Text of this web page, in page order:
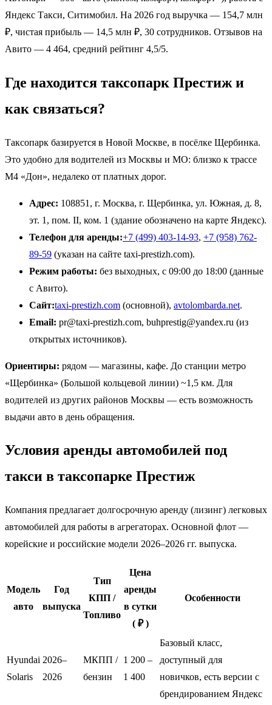
Яндекс Такси, Ситимобил. На 2026 год выручка — 154,7 млн
₽, чистая прибыль — 14,5 млн ₽, 30 сотрудников. Отзывов на
Авито — 4 464, средний рейтинг 4,5/5.
Где находится таксопарк Престиж и
как связаться?
Таксопарк базируется в Новой Москве, в посёлке Щербинка.
Это удобно для водителей из Москвы и МО: близко к трассе
М4 «Дон», недалеко от платных дорог.
Адрес: 108851, г. Москва, г. Щербинка, ул. Южная, д. 8,
эт. 1, пом. II, ком. 1 (здание обозначено на карте Яндекс).
Телефон для аренды:+7 (499) 403-14-93, +7 (958) 762-
89-59 (указан на сайте taxi-prestizh.com).
Режим работы: без выходных, с 09:00 до 18:00 (данные
с Авито).
Сайт:taxi-prestizh.com (основной), avtolombarda.net.
Email: pr@taxi-prestizh.com, buhprestig@yandex.ru (из
открытых источников).
Ориентиры: рядом — магазины, кафе. До станции метро
«Щербинка» (Большой кольцевой линии) ~1,5 км. Для
водителей из других районов Москвы — есть возможность
выдачи авто в день обращения.
Условия аренды автомобилей под
такси в таксопарке Престиж
Компания предлагает долгосрочную аренду (лизинг) легковых
автомобилей для работы в агрегаторах. Основной флот —
корейские и российские модели 2026–2026 гг. выпуска.
Модель
авто
Год
выпуска
Тип
КПП /
Топливо
Цена
аренды
в сутки
( ₽ )
Особенности
Hyundai
Solaris
2026–
2026
МКПП /
бензин
1 200 –
1 400
Базовый класс,
доступный для
новичков, есть версии с
брендированием Яндекс